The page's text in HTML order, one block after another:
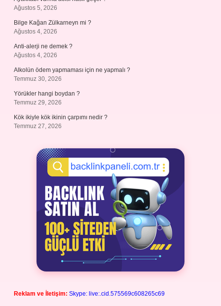
Ağustos 5, 2026
Bilge Kağan Zülkarneyn mi ?
Ağustos 4, 2026
Anti-alerji ne demek ?
Ağustos 4, 2026
Alkolün ödem yapmaması için ne yapmalı ?
Temmuz 30, 2026
Yörükler hangi boydan ?
Temmuz 29, 2026
Kök ikiyle kök ikinin çarpımı nedir ?
Temmuz 27, 2026
Reklam ve İletişim: Skype: live:.cid.575569c608265c69